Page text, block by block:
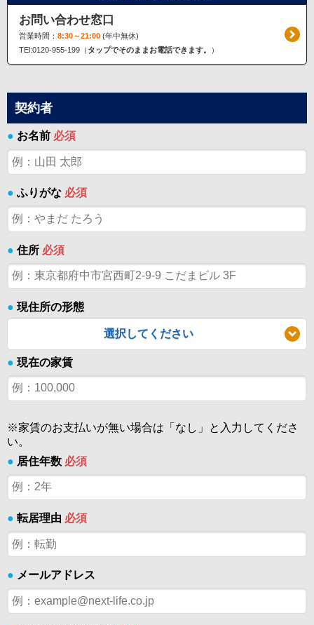
お問い合わせ窓口
営業時間： 8:30～21:00(年中無休)
TEl:0120-955-199（ タップでそのままお電話できます。 ）
契約者
● お名前 必須
● ふりがな 必須
● 住所 必須
● 現住所の形態
選択してください
● 現在の家賃
※家賃のお支払いが無い場合は「なし」と入力してくださ
い。
● 居住年数 必須
● 転居理由 必須
● メールアドレス